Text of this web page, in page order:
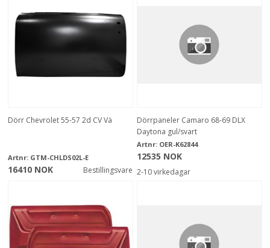
Dörr Chevrolet 55-57 2d CV Vä
Artnr: GTM-CHLDS02L-E
16410 NOK Bestillingsvare
Dörrpaneler Camaro 68-69 DLX
Daytona gul/svart
Artnr: OER-K62844
12535 NOK
2-10 virkedagar